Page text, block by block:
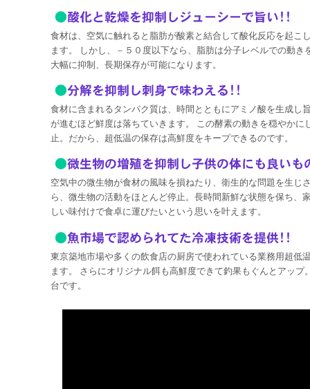
食材は、空気に触れると脂肪が酸素と結合して酸化反応を起こ
ます。 しかし、－５０度以下なら、脂肪は分子レベルでの動き
大幅に抑制、長期保存が可能になります。
食材に含まれるタンパク質は、時間とともにアミノ酸を生成し
が進むほど鮮度は落ちていきます。 この酵素の動きを穏やかに
止。だから、超低温の保存は高鮮度をキープできるのです。
空気中の微生物が食材の風味を損ねたり、衛生的な問題を生じ
ら、微生物の活動をほとんど停止。長時間新鮮な状態を保ち、
しい味付けで食卓に運びたいという思いを叶えます。
東京築地市場や多くの飲食店の厨房で使われている業務用超低
ます。 さらにオリジナル餌も高鮮度できて釣果もぐんとアップ
台です。